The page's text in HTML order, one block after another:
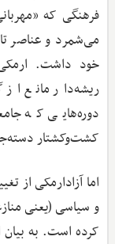
فرهنگی که
می‌شمرد و عناصر
خود داشت.
ریشه‌دار مانع
دوره‌هایی که
کشت‌وکشتار
اما آزادارمکی از
و سیاسی (یعنی
کرده است. به بیان